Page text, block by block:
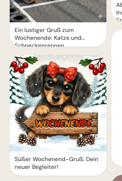
Ein lustiger Gruß zum
Wochenende: Katze und
Schneckenrennen
Süßer Wochenend-Gruß: Dein
neuer Begleiter!